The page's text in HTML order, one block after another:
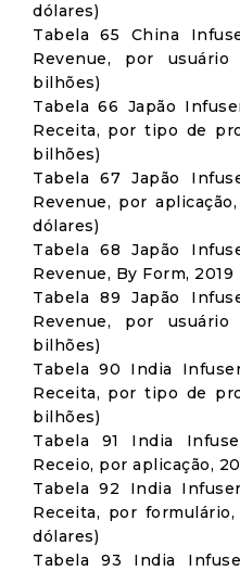
dólares)
Tabela 65 China
Revenue, por
bilhões)
Tabela 66 Japão
Receita, por tipo de
bilhões)
Tabela 67 Japão
Revenue, por
dólares)
Tabela 68 Japão
Revenue, By Form,
Tabela 89 Japão
Revenue, por
bilhões)
Tabela 90 India
Receita, por tipo de
bilhões)
Tabela 91 India
Receio, por aplicação,
Tabela 92 India
Receita, por
dólares)
Tabela 93 India